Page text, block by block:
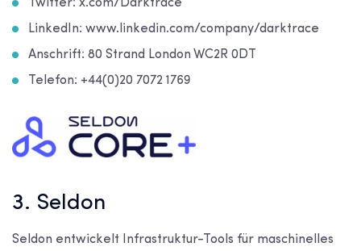
Twitter: x.com/Darktrace
LinkedIn: www.linkedin.com/company/darktrace
Anschrift: 80 Strand London WC2R 0DT
Telefon: +44(0)20 7072 1769
3. Seldon
Seldon entwickelt Infrastruktur-Tools für maschinelles